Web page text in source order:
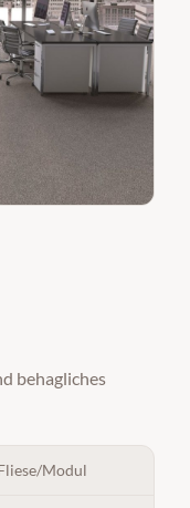
behagliches
Modul